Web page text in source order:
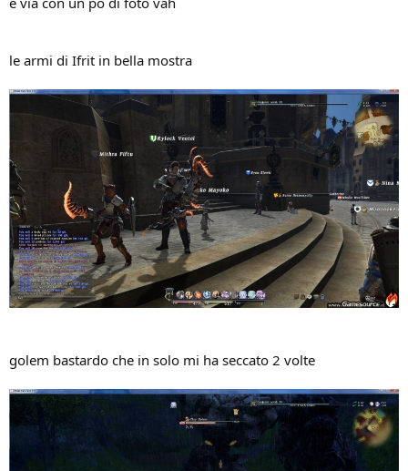
le armi di Ifrit in bella mostra
golem bastardo che in solo mi ha seccato 2 volte